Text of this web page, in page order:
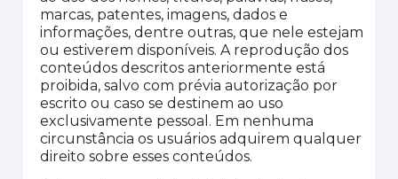
marcas, patentes, imagens, dados e
informações, dentre outras, que nele estejam
ou estiverem disponíveis. A reprodução dos
conteúdos descritos anteriormente está
proibida, salvo com prévia autorização por
escrito ou caso se destinem ao uso
exclusivamente pessoal. Em nenhuma
circunstância os usuários adquirem qualquer
direito sobre essesconteúdos.